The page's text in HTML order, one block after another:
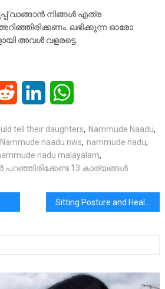
വാങ്ങാന്‍ നിങ്ങള്‍ എത്ര
ലഭിക്കുന്ന ഓരോ
അവള്‍ വളരട്ടെ.
Reddit LinkedIn
tell their daughters, Nammude Naadu,
Nammude naadu nws, nammude nadu,
nadu malayalam,
13 കാര്യങ്ങള്‍